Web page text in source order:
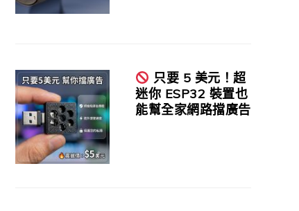
只要 5 美元！超
迷你 ESP32 裝置也
能幫全家網路擋廣告